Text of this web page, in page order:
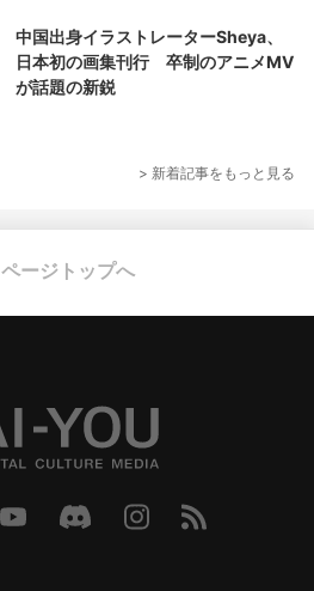
中国出身イラストレーターSheya、
日本初の画集刊行 卒制のアニメMV
が話題の新鋭
> 新着記事をもっと見る
ページトップへ